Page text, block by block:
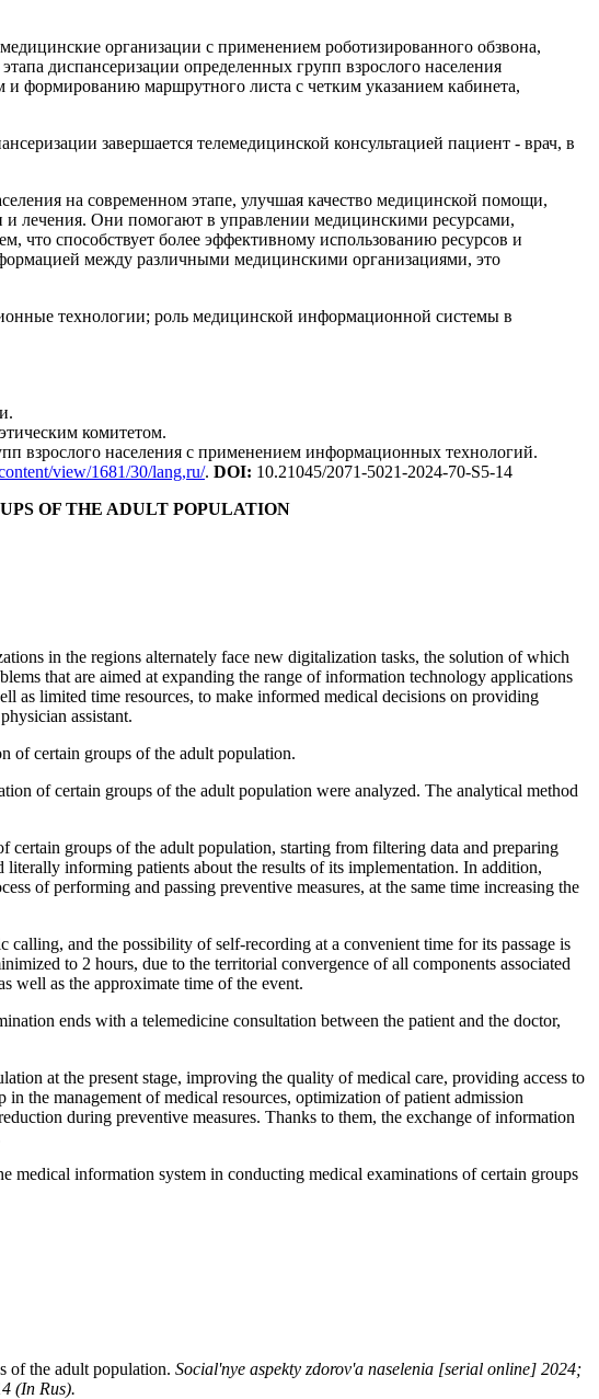
организации с применением роботизированного обзвона,
диспансеризации определенных групп взрослого населения
формированию маршрутного листа с четким указанием кабинета,
завершается телемедицинской консультацией пациент - врач, в
на современном этапе, улучшая качество медицинской помощи,
и лечения. Они помогают в управлении медицинскими ресурсами,
что способствует более эффективному использованию ресурсов и
между различными медицинскими организациями, это
технологии; роль медицинской информационной системы в
комитетом.
взрослого населения с применением информационных технологий.
view/1681/30/lang,ru/. DOI: 10.21045/2071-5021-2024-70-S5-14
OF THE ADULT POPULATION
in the regions alternately face new digitalization tasks, the solution of which
that are aimed at expanding the range of information technology applications
limited time resources, to make informed medical decisions on providing
assistant.
of certain groups of the adult population.
of certain groups of the adult population were analyzed. The analytical method
groups of the adult population, starting from filtering data and preparing
informing patients about the results of its implementation. In addition,
of performing and passing preventive measures, at the same time increasing the
and the possibility of self-recording at a convenient time for its passage is
to 2 hours, due to the territorial convergence of all components associated
well as the approximate time of the event.
ends with a telemedicine consultation between the patient and the doctor,
at the present stage, improving the quality of medical care, providing access to
the management of medical resources, optimization of patient admission
during preventive measures. Thanks to them, the exchange of information
medical information system in conducting medical examinations of certain groups
of the adult population. Social'nye aspekty zdorov'a naselenia [serial online] 2024;
(In Rus).